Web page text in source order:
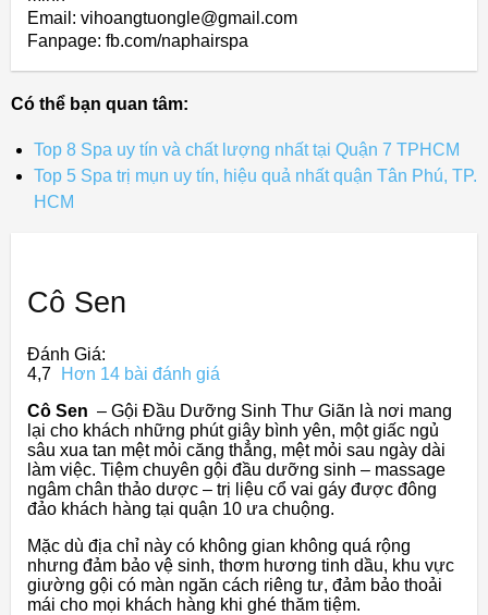
Email: vihoangtuongle@gmail.com
Fanpage: fb.com/naphairspa
Có thể bạn quan tâm:
Top 8 Spa uy tín và chất lượng nhất tại Quận 7 TPHCM
Top 5 Spa trị mụn uy tín, hiệu quả nhất quận Tân Phú, TP.
HCM
Cô Sen
Đánh Giá:
4,7
Hơn 14 bài đánh giá
Cô Sen – Gội Đầu Dưỡng Sinh Thư Giãn là nơi mang
lại cho khách những phút giây bình yên, một giấc ngủ
sâu xua tan mệt mỏi căng thẳng, mệt mỏi sau ngày dài
làm việc. Tiệm chuyên gội đầu dưỡng sinh – massage
ngâm chân thảo dược – trị liệu cổ vai gáy được đông
đảo khách hàng tại quận 10 ưa chuộng.
Mặc dù địa chỉ này có không gian không quá rộng
nhưng đảm bảo vệ sinh, thơm hương tinh dầu, khu vực
giường gội có màn ngăn cách riêng tư, đảm bảo thoải
mái cho mọi khách hàng khi ghé thăm tiệm.